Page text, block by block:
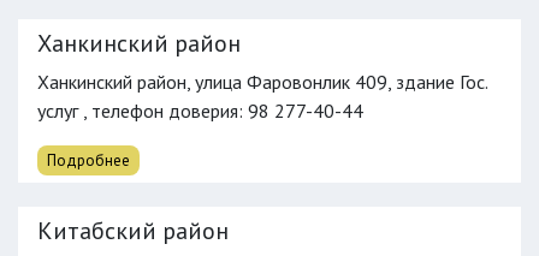
Ханкинский район
Ханкинский район, улица Фаровонлик 409, здание Гос.
услуг , телефон доверия: 98 277-40-44
Подробнее
Китабский район